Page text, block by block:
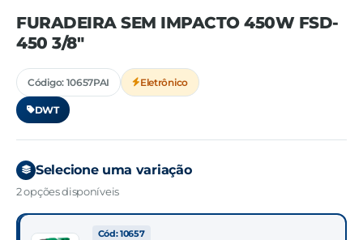
FURADEIRA SEM IMPACTO 450W FSD-
450 3/8"
Código: 10657PAI Eletrônico
DWT
Selecione uma variação
2 opções disponíveis
Cód: 10657